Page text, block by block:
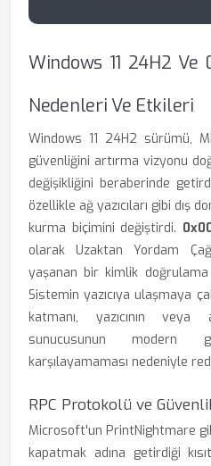
Windows 11 24H2 Ve
Nedenleri Ve Etkileri
Windows 11 24H2 sürümü,
güvenliğini artırma vizyonu
değişikliğini beraberinde
özellikle ağ yazıcıları gibi dış
kurma biçimini değiştirdi.
olarak Uzaktan Yordam
yaşanan bir kimlik doğrulama
Sistemin yazıcıya ulaşmaya
katmanı, yazıcının
sunucusunun modern
karşılayamaması nedeniyle
RPC Protokolü ve
Microsoft'un PrintNightmare
kapatmak adına getirdiği